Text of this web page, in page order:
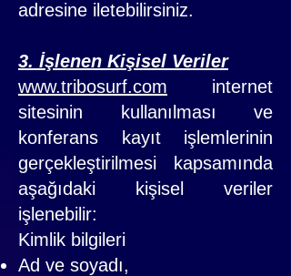
adresine iletebilirsiniz.
3. İşlenen Kişisel Veriler
www.tribosurf.com internet
sitesinin kullanılması ve
konferans kayıt işlemlerinin
gerçekleştirilmesi kapsamında
aşağıdaki kişisel veriler
işlenebilir:
Kimlik bilgileri
Ad ve soyadı,